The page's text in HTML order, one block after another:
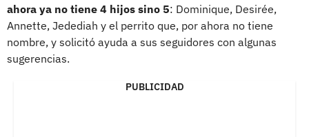
ahora ya no tiene 4 hijos sino 5: Dominique, Desirée,
Annette, Jedediah y el perrito que, por ahora no tiene
nombre, y solicitó ayuda a sus seguidores con algunas
sugerencias.
PUBLICIDAD